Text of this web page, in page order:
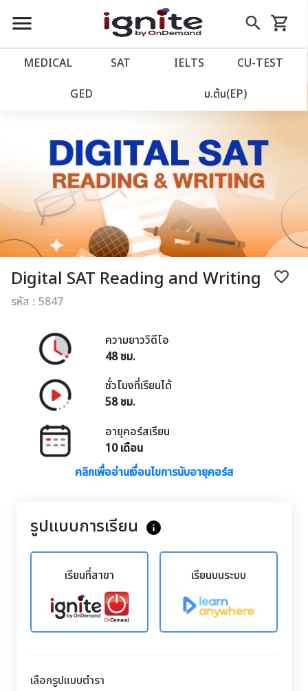
close
account_balance หน้าแรก
เว็บไซต์อิกไนท์
โปรโมชั่น
วางแผนการเรียน
account_circle เข้าสู่ระบบ
assignment ลงทะเบียน
menu search
Skip
to
shopping_cart
รถเข็น
MEDICAL SAT IELTS CU‑TEST
GED ม.ต้น(EP)
favorite_border
Digital SAT Reading and Writing
รหัส : 5847
ความยาววิดีโอ
48 ชม.
ชั่วโมงที่เรียนได้
58 ชม.
อายุคอร์สเรียน
10 เดือน
คลิกเพื่ออ่านเงื่อนไขการนับอายุคอร์ส
รูปแบบการเรียน info
เรียนที่สาขา เรียนบนระบบ
เลือกรูปแบบตำรา